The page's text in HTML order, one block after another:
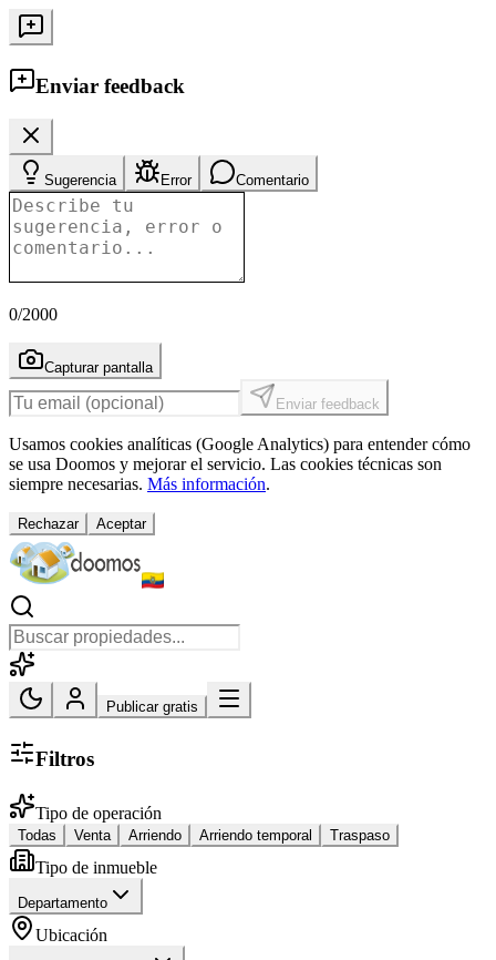
Enviar feedback
Sugerencia Error Comentario
0/2000
Capturar pantalla
Enviar feedback
Usamos cookies analíticas (Google Analytics) para entender cómo
se usa Doomos y mejorar el servicio. Las cookies técnicas son
siempre necesarias. Más información.
Rechazar Aceptar
Publicar gratis
Filtros
Tipo de operación
Todas Venta Arriendo Arriendo temporal Traspaso
Tipo de inmueble
Departamento
Ubicación